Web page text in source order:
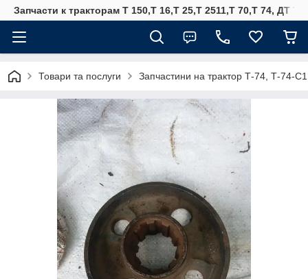
Запчасти к тракторам Т 150,Т 16,Т 25,Т 2511,Т 70,Т 74, ДТ
Товари та послуги Запчастини на трактор Т-74, Т-74-